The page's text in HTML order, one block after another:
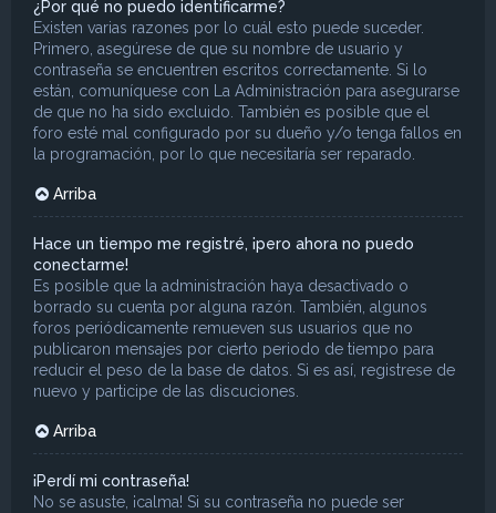
¿Por qué no puedo identificarme?
Existen varias razones por lo cuál esto puede suceder.
Primero, asegúrese de que su nombre de usuario y
contraseña se encuentren escritos correctamente. Si lo
están, comuníquese con La Administración para asegurarse
de que no ha sido excluido. También es posible que el
foro esté mal configurado por su dueño y/o tenga fallos en
la programación, por lo que necesitaría ser reparado.
Arriba
Hace un tiempo me registré, ¡pero ahora no puedo
conectarme!
Es posible que la administración haya desactivado o
borrado su cuenta por alguna razón. También, algunos
foros periódicamente remueven sus usuarios que no
publicaron mensajes por cierto periodo de tiempo para
reducir el peso de la base de datos. Si es así, registrese de
nuevo y participe de las discuciones.
Arriba
¡Perdí mi contraseña!
No se asuste, ¡calma! Si su contraseña no puede ser